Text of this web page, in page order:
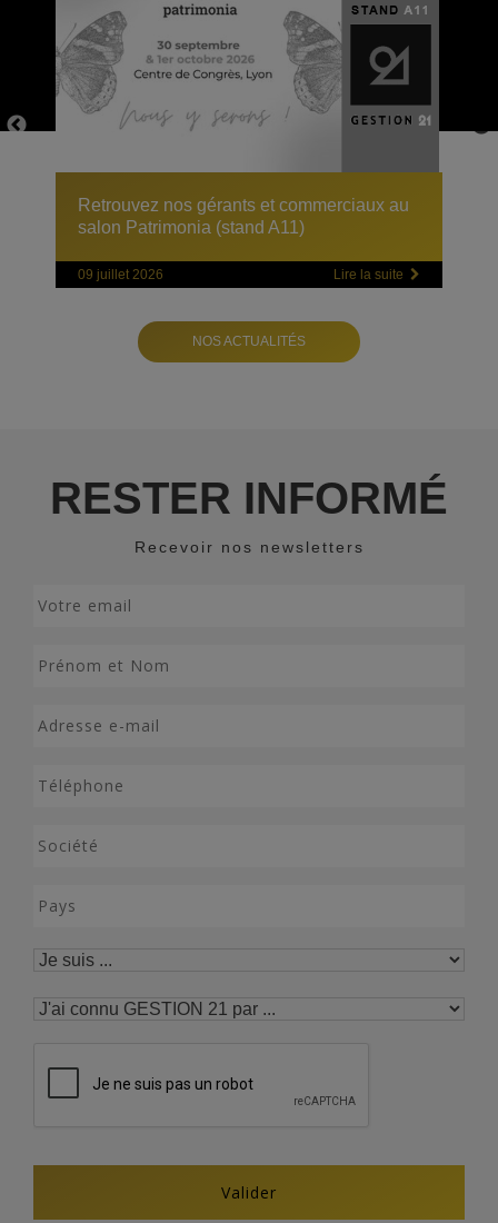
Retrouvez nos gérants et commerciaux au
salon Patrimonia (stand A11)
09 juillet 2026 Lire la suite
NOS ACTUALITÉS
RESTER INFORMÉ
Recevoir nos newsletters